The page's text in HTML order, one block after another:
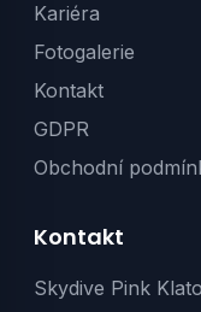
Kariéra
Fotogalerie
Kontakt
GDPR
Obchodní
Kontakt
Skydive Pink